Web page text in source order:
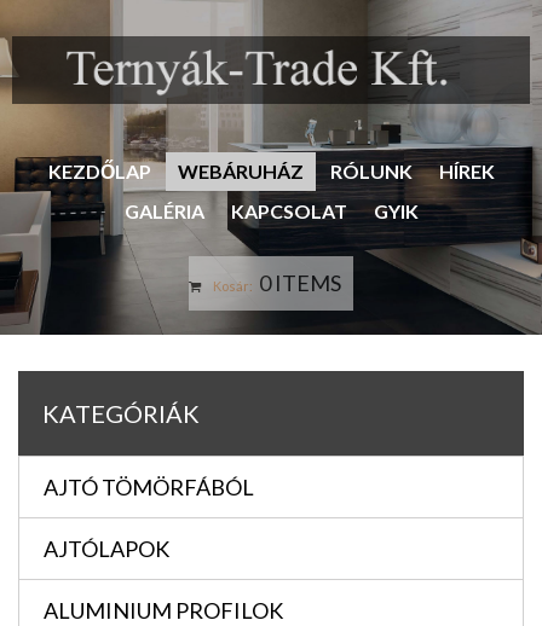
KEZDŐLAP WEBÁRUHÁZ RÓLUNK
HÍREK
GALÉRIA
KAPCSOLAT GYIK
Kosár: 0 ITEMS
KATEGÓRIÁK
AJTÓ TÖMÖRFÁBÓL
AJTÓLAPOK
ALUMINIUM PROFILOK